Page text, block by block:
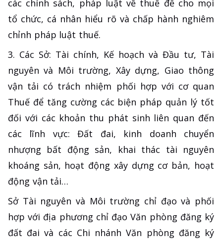
các chính sách, pháp luật về thuế để cho mọi
tổ chức, cá nhân hiểu rõ và chấp hành nghiêm
chỉnh pháp luật thuế.
3. Các Sở: Tài chính, Kế hoạch và Đầu tư, Tài
nguyên và Môi trường, Xây dựng, Giao thông
vận tải có trách nhiệm phối hợp với cơ quan
Thuế để tăng cường các biện pháp quản lý tốt
đối với các khoản thu phát sinh liên quan đến
các lĩnh vực: Đất đai, kinh doanh chuyển
nhượng bất động sản, khai thác tài nguyên
khoáng sản, hoạt động xây dựng cơ bản, hoạt
động vận tải…
Sở Tài nguyên và Môi trường chỉ đạo và phối
hợp với địa phương chỉ đạo Văn phòng đăng ký
đất đai và các Chi nhánh Văn phòng đăng ký